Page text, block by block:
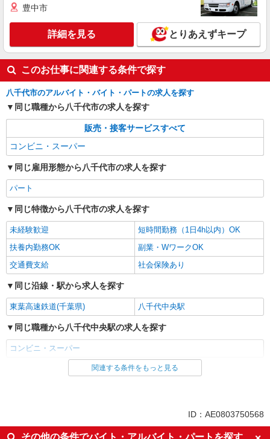
豊中市
詳細を見る とりあえずキープ
このお仕事に関連する条件で探す
八千代市のアルバイト・バイト・パートの求人を探す
同じ職種から八千代市の求人を探す
販売・接客サービスすべて
コンビニ・スーパー
同じ雇用形態から八千代市の求人を探す
パート
同じ特徴から八千代市の求人を探す
未経験歓迎
短時間勤務（1日4h以内）OK
扶養内勤務OK
副業・WワークOK
交通費支給
社会保険あり
同じ沿線・駅から求人を探す
東葉高速鉄道(千葉県) 八千代中央駅
同じ職種から八千代中央駅の求人を探す
コンビニ・スーパー
同じ雇用形態から八千代中央駅の求人を探す
未経験歓迎
短時間勤務（1日4h以内）OK
関連する条件をもっと見る
ID：AE0803750568
その他の条件でバイト・アルバイト・パートを探す